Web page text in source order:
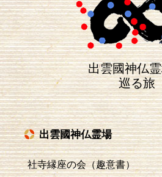
出雲國神仏
巡る旅
出雲國神仏霊場
社寺縁座の会（趣意書）